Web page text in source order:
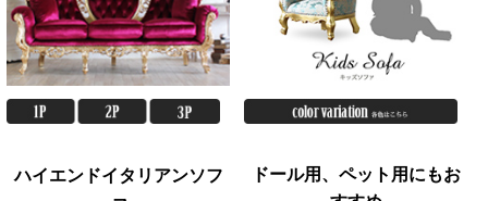
ハイエンドイタリアンソフ
ドール用、ペット用にもお